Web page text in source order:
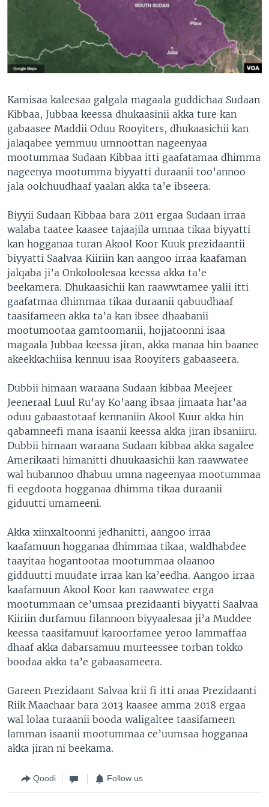
Kamisaa kaleesaa galgala magaala guddichaa Sudaan
Kibbaa, Jubbaa keessa dhukaasinii akka ture kan
gabaasee Maddii Oduu Rooyiters, dhukaasichii kan
jalaqabee yemmuu umnoottan nageenyaa
mootummaa Sudaan Kibbaa itti gaafatamaa dhimma
nageenya mootumma biyyatti duraanii too’annoo
jala oolchuudhaaf yaalan akka ta’e ibseera.
Biyyii Sudaan Kibbaa bara 2011 ergaa Sudaan irraa
walaba taatee kaasee tajaajila umnaa tikaa biyyatti
kan hogganaa turan Akool Koor Kuuk prezidaantii
biyyatti Saalvaa Kiiriin kan aangoo irraa kaafaman
jalqaba ji’a Onkoloolesaa keessa akka ta’e
beekamera. Dhukaasichii kan raawwtamee yalii itti
gaafatmaa dhimmaa tikaa duraanii qabuudhaaf
taasifameen akka ta’a kan ibsee dhaabanii
mootumootaa gamtoomanii, hojjatoonni isaa
magaala Jubbaa keessa jiran, akka manaa hin baanee
akeekkachiisa kennuu isaa Rooyiters gabaaseera.
Dubbii himaan waraana Sudaan kibbaa Meejeer
Jeeneraal Luul Ru’ay Ko’aang ibsaa jimaata har’aa
oduu gabaastotaaf kennaniin Akool Kuur akka hin
qabamneefi mana isaanii keessa akka jiran ibsaniiru.
Dubbii himaan waraana Sudaan kibbaa akka sagalee
Amerikaati himanitti dhuukaasichii kan raawwatee
wal hubannoo dhabuu umna nageenyaa mootummaa
fi eegdoota hogganaa dhimma tikaa duraanii
giduutti umameeni.
Akka xiinxaltoonni jedhanitti, aangoo irraa
kaafamuun hogganaa dhimmaa tikaa, waldhabdee
taayitaa hogantootaa mootummaa olaanoo
gidduutti muudate irraa kan ka’eedha. Aangoo irraa
kaafamuun Akool Koor kan raawwatee erga
mootummaan ce’umsaa prezidaanti biyyatti Saalvaa
Kiiriin durfamuu filannoon biyyaalesaa ji’a Muddee
keessa taasifamuuf karoorfamee yeroo lammaffaa
dhaaf akka dabarsamuu murteessee torban tokko
boodaa akka ta’e gabaasameera.
Gareen Prezidaant Salvaa krii fi itti anaa Prezidaanti
Riik Maachaar bara 2013 kaasee amma 2018 ergaa
wal lolaa turaanii booda waligaltee taasifameen
lamman isaanii mootummaa ce’uumsaa hogganaa
akka jiran ni beekama.
Qoodi Follow us